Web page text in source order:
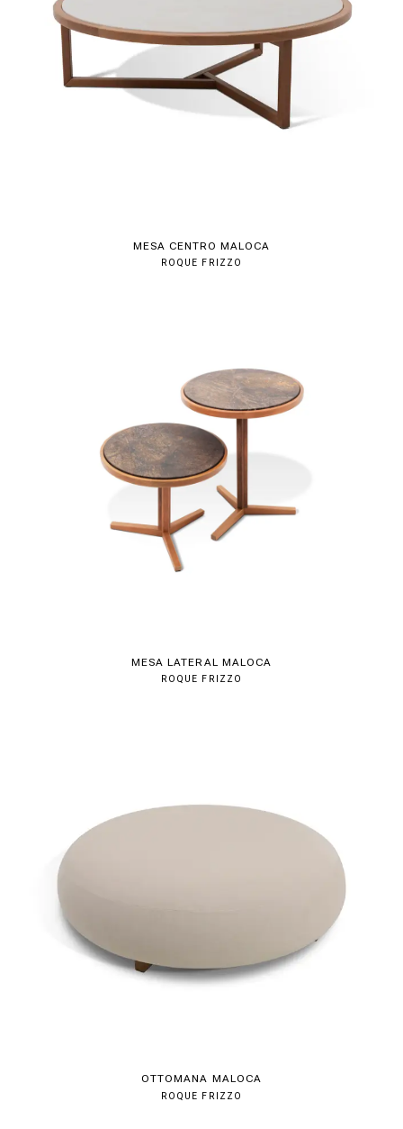
MESA CENTRO MALOCA
ROQUE FRIZZO
MESA LATERAL MALOCA
ROQUE FRIZZO
OTTOMANA MALOCA
ROQUE FRIZZO